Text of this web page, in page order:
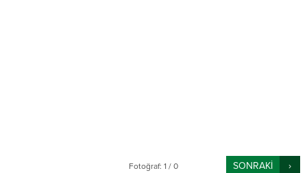
Fotoğraf: 1 / 0 SONRAKİ